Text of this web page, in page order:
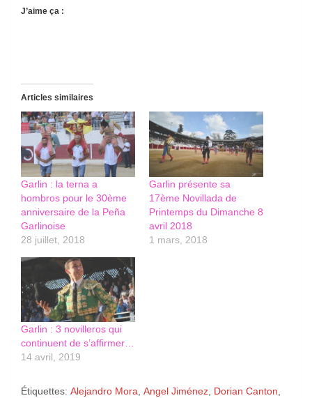
J’aime ça :
Articles similaires
Garlin : la terna a
hombros pour le 30ème
anniversaire de la Peña
Garlinoise
28 juillet, 2018
Garlin présente sa
17ème Novillada de
Printemps du Dimanche 8
avril 2018
1 mars, 2018
Garlin : 3 novilleros qui
continuent de s’affirmer…
14 avril, 2019
Étiquettes: Alejandro Mora, Angel Jiménez, Dorian Canton,